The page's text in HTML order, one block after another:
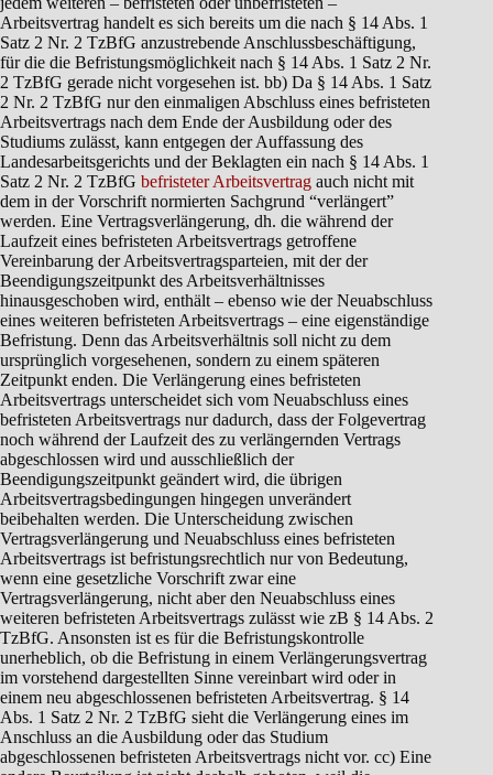
Arbeitsvertrag handelt es sich bereits um die nach § 14 Abs. 1
Satz 2 Nr. 2 TzBfG anzustrebende Anschlussbeschäftigung,
für die die Befristungsmöglichkeit nach § 14 Abs. 1 Satz 2 Nr.
2 TzBfG gerade nicht vorgesehen ist. bb) Da § 14 Abs. 1 Satz
2 Nr. 2 TzBfG nur den einmaligen Abschluss eines befristeten
Arbeitsvertrags nach dem Ende der Ausbildung oder des
Studiums zulässt, kann entgegen der Auffassung des
Landesarbeitsgerichts und der Beklagten ein nach § 14 Abs. 1
Satz 2 Nr. 2 TzBfG befristeter Arbeitsvertrag auch nicht mit
dem in der Vorschrift normierten Sachgrund “verlängert”
werden. Eine Vertragsverlängerung, dh. die während der
Laufzeit eines befristeten Arbeitsvertrags getroffene
Vereinbarung der Arbeitsvertragsparteien, mit der der
Beendigungszeitpunkt des Arbeitsverhältnisses
hinausgeschoben wird, enthält – ebenso wie der Neuabschluss
eines weiteren befristeten Arbeitsvertrags – eine eigenständige
Befristung. Denn das Arbeitsverhältnis soll nicht zu dem
ursprünglich vorgesehenen, sondern zu einem späteren
Zeitpunkt enden. Die Verlängerung eines befristeten
Arbeitsvertrags unterscheidet sich vom Neuabschluss eines
befristeten Arbeitsvertrags nur dadurch, dass der Folgevertrag
noch während der Laufzeit des zu verlängernden Vertrags
abgeschlossen wird und ausschließlich der
Beendigungszeitpunkt geändert wird, die übrigen
Arbeitsvertragsbedingungen hingegen unverändert
beibehalten werden. Die Unterscheidung zwischen
Vertragsverlängerung und Neuabschluss eines befristeten
Arbeitsvertrags ist befristungsrechtlich nur von Bedeutung,
wenn eine gesetzliche Vorschrift zwar eine
Vertragsverlängerung, nicht aber den Neuabschluss eines
weiteren befristeten Arbeitsvertrags zulässt wie zB § 14 Abs. 2
TzBfG. Ansonsten ist es für die Befristungskontrolle
unerheblich, ob die Befristung in einem Verlängerungsvertrag
im vorstehend dargestellten Sinne vereinbart wird oder in
einem neu abgeschlossenen befristeten Arbeitsvertrag. § 14
Abs. 1 Satz 2 Nr. 2 TzBfG sieht die Verlängerung eines im
Anschluss an die Ausbildung oder das Studium
abgeschlossenen befristeten Arbeitsvertrags nicht vor. cc) Eine